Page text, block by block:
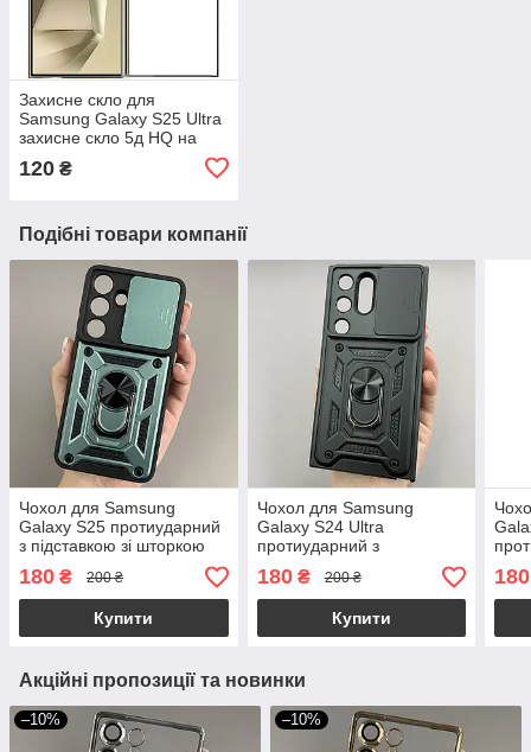
Захисне скло для
Samsung Galaxy S25 Ultra
захисне скло 5д HQ на
ультра чорне hqg
120 ₴
Подібні товари компанії
Чохол для Samsung
Galaxy S25 протиударний
з підставкою зі шторкою
чохол на самсунг с25
зелений crt
180 ₴ 200 ₴
Купити
Чохол для Samsung
Galaxy S24 Ultra
протиударний з
підставкою зі шторкою на
самсунг с24 ультра
чорний crt
180₴ 200 ₴
Купити
180
Акційні пропозиції та новинки
–10% –10%